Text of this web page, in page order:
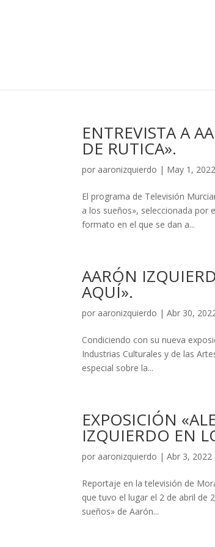
ENTREVISTA A
DE RUTICA».
por aaronizquierdo | May 1, 2022
El programa de Televisión
a los sueños», seleccionada por
formato en el que se dan a...
AARÓN
AQUÍ».
por aaronizquierdo |Abr 30,
Condiciendo con su nueva
Industrias Culturales y de las
especial sobre la...
EXPOSICIÓN
IZQUIERDO EN
por aaronizquierdo |Abr 3, 2022
Reportaje en la televisión de
que tuvo el lugar el 2 de abril de
sueños» de Aarón...